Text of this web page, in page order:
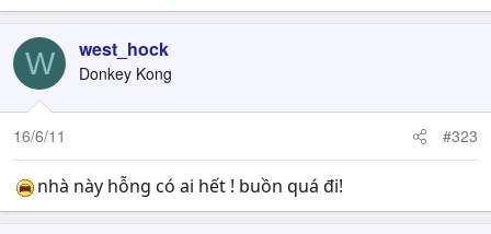
W west_hock
Donkey Kong
16/6/11 #323
nhà này hỗng có ai hết ! buồn quá đi!